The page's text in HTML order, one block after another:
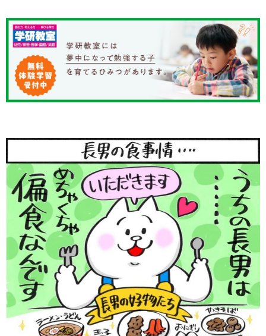
知育
健康
「こそだてまっぷ」とは
サイトのご利⽤にあたって
個⼈情報について